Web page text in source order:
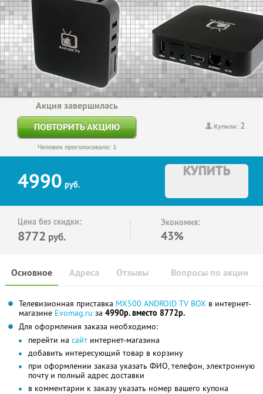
Купили: 2
Акция завершилась
ПОВТОРИТЬ АКЦИЮ
Человек проголосовало: 1
4990 руб.
КУПИТЬ
Цена без скидки:
8772 руб.
Экономия:
43%
Основное Отзывы Вопросы по акции
Адреса
Телевизионная приставка MX500 ANDROID TV BOX в интернет-
магазине Evomag.ru за 4990р. вместо 8772р.
Для оформления заказа необходимо:
перейти на сайт интернет-магазина
добавить интересующий товар в корзину
при оформлении заказа указать ФИО, телефон, электронную
почту и полный адрес доставки
в комментарии к заказу указать номер вашего купона